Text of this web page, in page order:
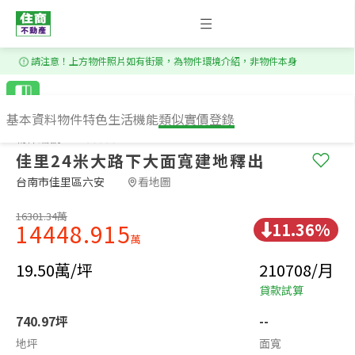
基本資料物件特色生活機能類似實價登錄
請注意！上方物件照片如有街景，為物件環境介紹，非物件本身
佳里24米大路下大面寬建地釋出
台南市佳里區六安​ 看地圖
16301.34萬
14448.915萬
11.36%
19.50萬/坪
210708/月
貸款試算
740.97坪
地坪
--
面寬